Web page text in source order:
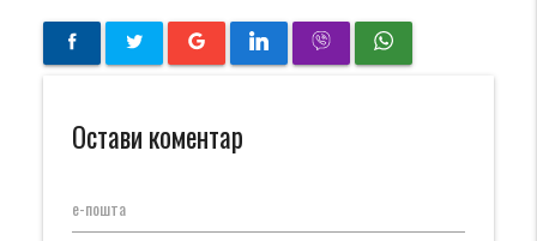
Остави коментар
е-пошта